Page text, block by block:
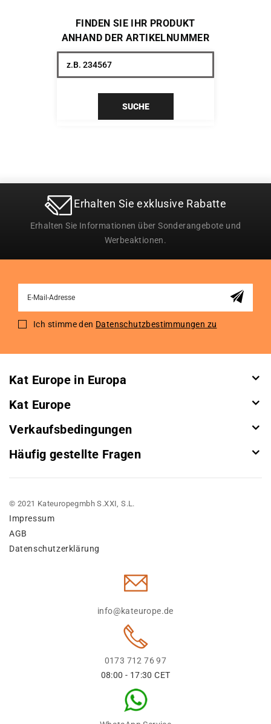
FINDEN SIE IHR PRODUKT
ANHAND DER ARTIKELNUMMER
SUCHE
Erhalten Sie exklusive Rabatte
Erhalten Sie Informationen über Sonderangebote und
Werbeaktionen.
for
Ich stimme den Datenschutzbestimmungen zu
Kat Europe in Europa
Kat Europe
Verkaufsbedingungen
Häufig gestellte Fragen
© 2021 Kateuropegmbh S.XXI, S.L.
Impressum
AGB
Datenschutzerklärung
info@kateurope.de
0173 712 76 97
08:00 - 17:30 CET